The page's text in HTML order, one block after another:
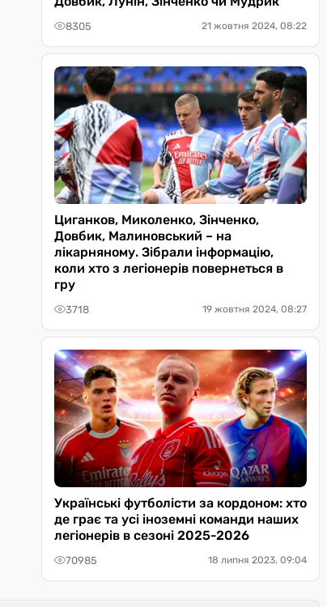
8305 21 жовтня 2024, 08:22
Циганков, Миколенко, Зінченко,
Довбик, Малиновський – на
лікарняному. Зібрали інформацію,
коли хто з легіонерів повернеться в
гру
3718 19 жовтня 2024, 08:27
Українські футболісти за кордоном: хто
де грає та усі іноземні команди наших
легіонерів в сезоні 2025-2026
70985 18 липня 2023, 09:04